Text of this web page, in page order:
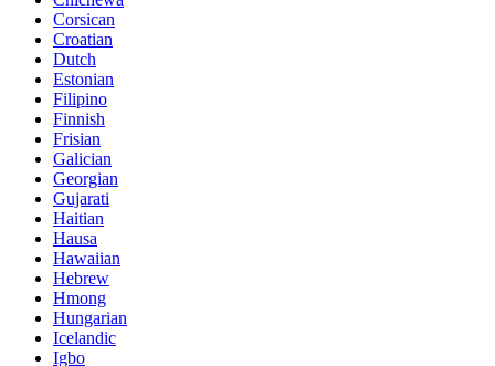
Corsican
Croatian
Dutch
Estonian
Filipino
Finnish
Frisian
Galician
Georgian
Gujarati
Haitian
Hausa
Hawaiian
Hebrew
Hmong
Hungarian
Icelandic
Igbo